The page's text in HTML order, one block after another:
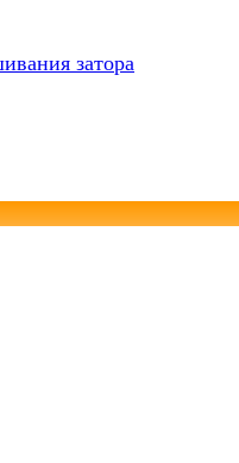
затора